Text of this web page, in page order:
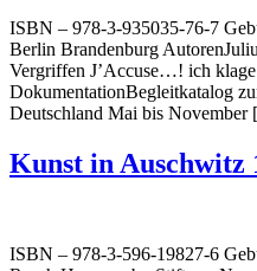
ISBN – 978-3-935035-76-7
Berlin Brandenburg
Vergriffen J’Accuse…! ich
DokumentationBegleitkatalog
Deutschland Mai bis
Kunst in Auschwitz
ISBN – 978-3-596-19827-6